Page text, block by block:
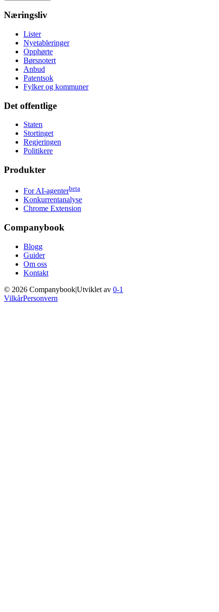
Næringsliv
Lister
Nyetableringer
Opphørte
Børsnotert
Anbud
Patentsok
Fylker og kommuner
Det offentlige
Staten
Stortinget
Regjeringen
Politikere
Produkter
For AI-agenterbeta
Konkurrentanalyse
Chrome Extension
Companybook
Blogg
Guider
Om oss
Kontakt
© 2026 Companybook|Utviklet av 0-1
VilkårPersonvern